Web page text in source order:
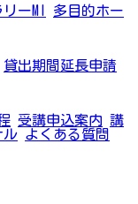
ーMI
多目的ホー
貸出期間延長申請
受講申込案内 講
ル よくある質問